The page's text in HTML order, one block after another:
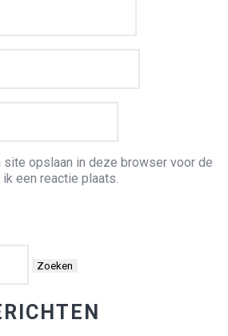
site opslaan in deze browser voor de
een reactie plaats.